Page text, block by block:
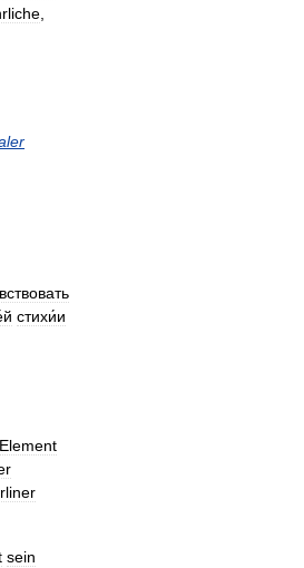
стихи́и
Element
sein